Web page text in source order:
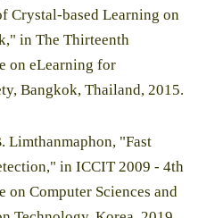
Crystal-based Learning on
in The Thirteenth
on eLearning for
Bangkok, Thailand, 2015.
Limthanmaphon, "Fast
in ICCIT 2009 - 4th
on Computer Sciences and